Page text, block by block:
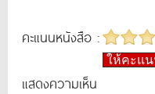
คะแนนหนังสือ :
ให้คะแ
แสดงความเห็น